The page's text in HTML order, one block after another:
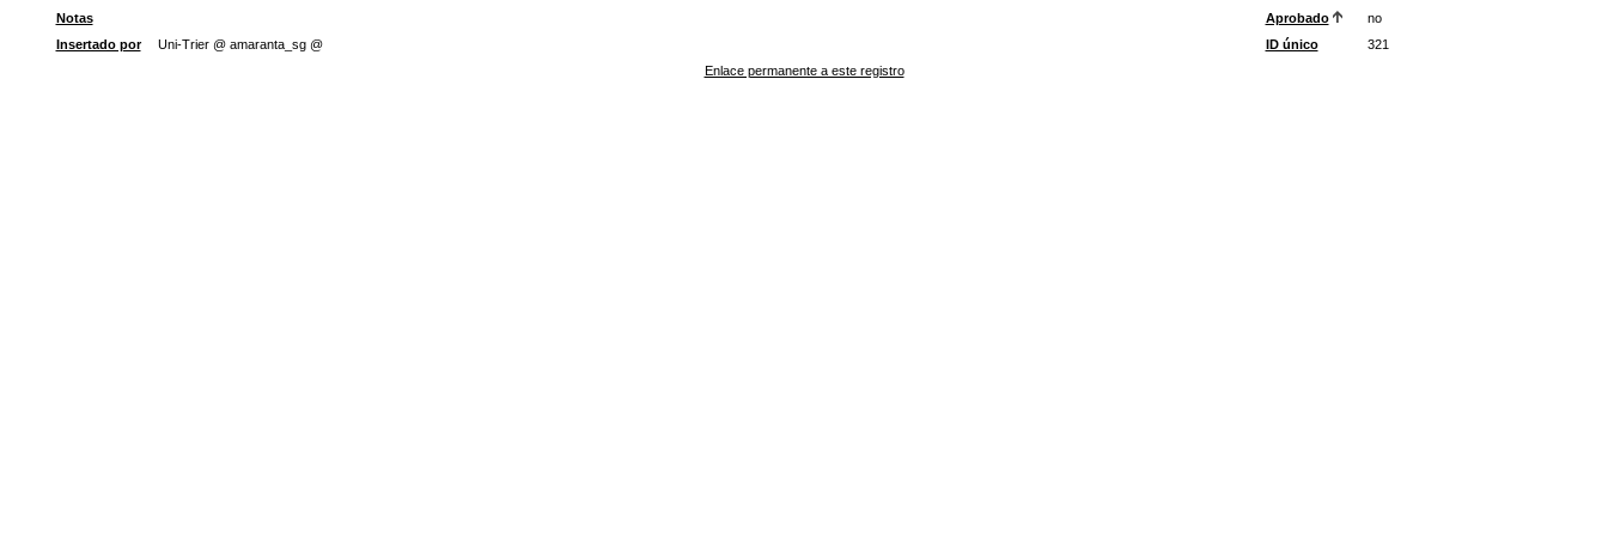
Notas
Aprobado
no
Insertado por
Uni-Trier @ amaranta_sg @ ID único
321
Enlace permanente a este registro